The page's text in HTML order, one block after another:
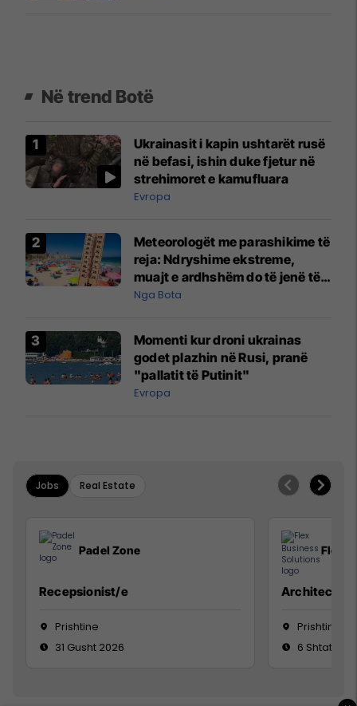
Në trend Botë
Ukrainasit i kapin ushtarët rusë
në befasi, ishin duke fjetur në
strehimoret e kamufluara
Evropa
Meteorologët me parashikime të
reja: Ndryshime ekstreme,
muajt e ardhshëm do të jenë të
pazakontë
Nga Bota
Momenti kur droni ukrainas
godet plazhin në Rusi, pranë
"pallatit të Putinit"
Evropa
Jobs Real Estate
Padel Zone
Recepsionist/e
Prishtine
31 Gusht 2026
Flex
Architect
Prishtinë
6 Shtator